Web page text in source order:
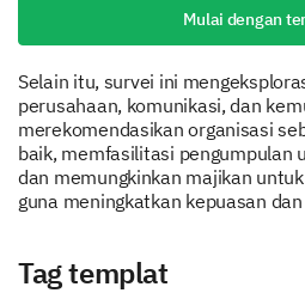
Mulai dengan
Selain itu, survei ini
perusahaan, komunikasi, dan
merekomendasikan organisasi
baik, memfasilitasi pengumpulan
dan memungkinkan majikan
guna meningkatkan kepuasan
Tag templat